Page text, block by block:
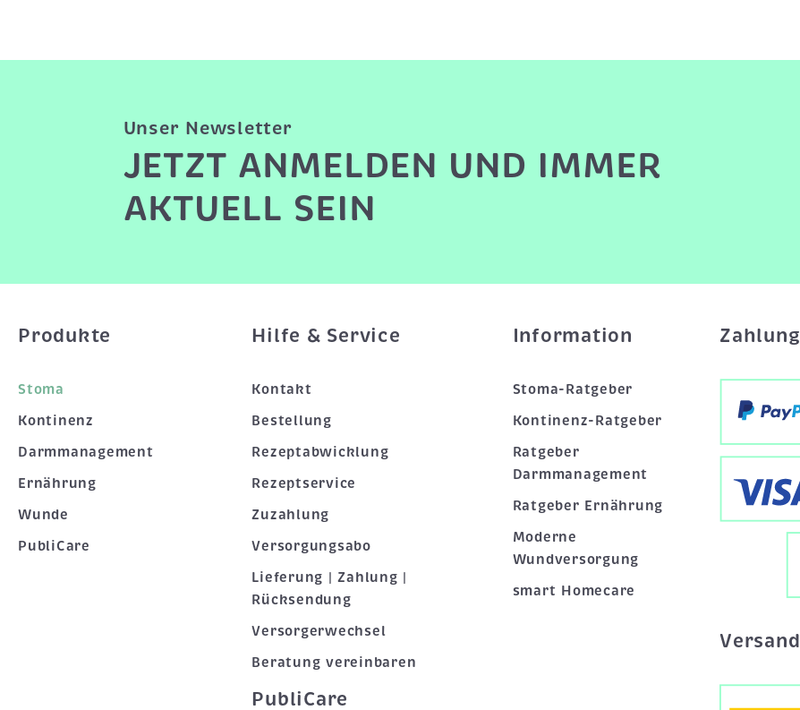
Unser Newsletter
JETZT ANMELDEN UND IMMER
AKTUELL SEIN
Produkte
Stoma
Kontinenz
Darmmanagement
Ernährung
Wunde
PubliCare
Hilfe & Service
Kontakt
Bestellung
Rezeptabwicklung
Rezeptservice
Zuzahlung
Versorgungsabo
Lieferung | Zahlung |
Rücksendung
Versorgerwechsel
Beratung vereinbaren
Information
Stoma-Ratgeber
Kontinenz-Ratgeber
Ratgeber
Darmmanagement
Ratgeber Ernährung
Moderne
Wundversorgung
smart Homecare
PubliCare